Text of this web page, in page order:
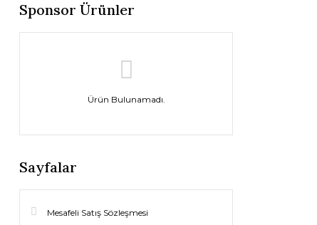
Sponsor Ürünler
Ürün Bulunamadı.
Sayfalar
Mesafeli Satış Sözleşmesi